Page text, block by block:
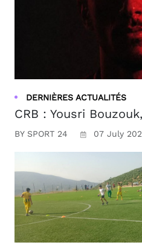
DERNIÈRES ACTUALITÉS
CRB : Yousri
BY SPORT 24 07 July